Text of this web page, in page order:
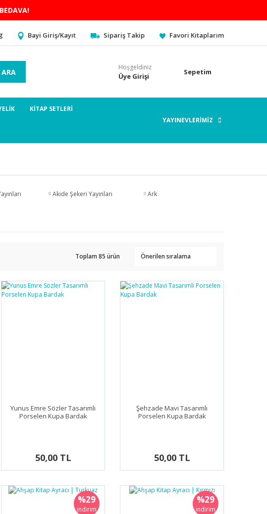
Bayi Giriş/Kayıt Sipariş Takip Favori Kitaplarım
ARA
Hoşgeldiniz
Üye Girişi Sepetim
KİTAP SETLERİ
YAYINEVLERİMİZ
Akide Şekeri Yayınları Ark
Toplam 85 ürün
Yunus Emre Sözler Tasarımlı
Porselen Kupa Bardak
50,00 TL
Şehzade Mavi Tasarımlı
Porselen Kupa Bardak
50,00 TL
%29
indirim
%29
indirim